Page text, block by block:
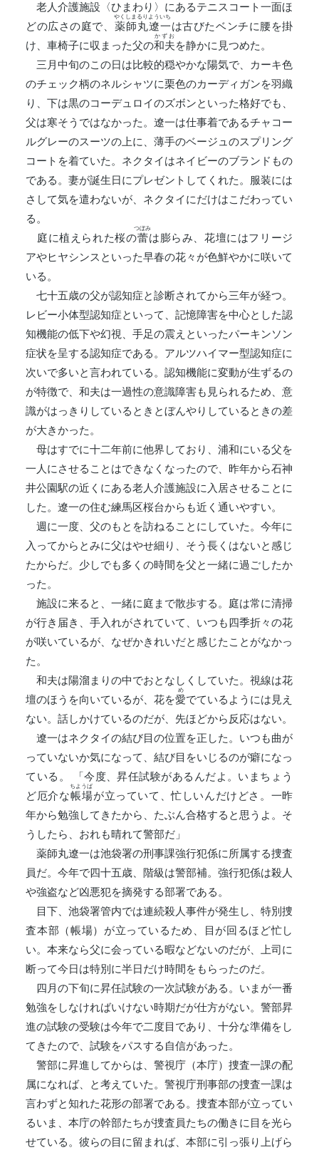
老人介護施設〈ひまわり〉にあるテニスコート一面ほ
どの広さの庭で、 薬師丸遼一
やくしまるりよういち
は古びたベンチに腰を掛
け、車椅子に収まった父の和夫
かずお
を静かに見つめた。
三月中旬のこの日は比較的穏やかな陽気で、カーキ色
のチェック柄のネルシャツに栗色のカーディガンを羽織
り、下は黒のコーデュロイのズボンといった格好でも、
父は寒そうではなかった。遼一は仕事着であるチャコー
ルグレーのスーツの上に、薄手のベージュのスプリング
コートを着ていた。ネクタイはネイビーのブランドもの
である。妻が誕生日にプレゼントしてくれた。服装には
さして気を遣わないが、ネクタイにだけはこだわってい
る。
庭に植えられた桜の蕾
つぼみ
は膨らみ、花壇にはフリージ
アやヒヤシンスといった早春の花々が色鮮やかに咲いて
いる。
七十五歳の父が認知症と診断されてから三年が経つ。
レビー小体型認知症といって、記憶障害を中心とした認
知機能の低下や幻視、手足の震えといったパーキンソン
症状を呈する認知症である。アルツハイマー型認知症に
次いで多いと言われている。認知機能に変動が生ずるの
が特徴で、和夫は一過性の意識障害も見られるため、意
識がはっきりしているときとぼんやりしているときの差
が大きかった。
母はすでに十二年前に他界しており、浦和にいる父を
一人にさせることはできなくなったので、昨年から石神
井公園駅の近くにある老人介護施設に入居させることに
した。遼一の住む練馬区桜台からも近く通いやすい。
週に一度、父のもとを訪ねることにしていた。今年に
入ってからとみに父はやせ細り、そう長くはないと感じ
たからだ。少しでも多くの時間を父と一緒に過ごしたか
った。
施設に来ると、一緒に庭まで散歩する。庭は常に清掃
が行き届き、手入れがされていて、いつも四季折々の花
が咲いているが、なぜかきれいだと感じたことがなかっ
た。
和夫は陽溜まりの中でおとなしくしていた。視線は花
壇のほうを向いているが、花を愛
め
でているようには見え
ない。話しかけているのだが、先ほどから反応はない。
遼一はネクタイの結び目の位置を正した。いつも曲が
っていないか気になって、結び目をいじるのが癖になっ
ている。 「今度、昇任試験があるんだよ。いまちょう
ど厄介な帳場
ちようば
が立っていて、忙しいんだけどさ。一昨
年から勉強してきたから、たぶん合格すると思うよ。そ
うしたら、おれも晴れて警部だ」
薬師丸遼一は池袋署の刑事課強行犯係に所属する捜査
員だ。今年で四十五歳、階級は警部補。強行犯係は殺人
や強盗など凶悪犯を摘発する部署である。
目下、池袋署管内では連続殺人事件が発生し、特別捜
査本部（帳場）が立っているため、目が回るほど忙し
い。本来なら父に会っている暇などないのだが、上司に
断って今日は特別に半日だけ時間をもらったのだ。
四月の下旬に昇任試験の一次試験がある。いまが一番
勉強をしなければいけない時期だが仕方がない。警部昇
進の試験の受験は今年で二度目であり、十分な準備をし
てきたので、試験をパスする自信があった。
警部に昇進してからは、警視庁（本庁）捜査一課の配
属になれば、と考えていた。警視庁刑事部の捜査一課は
言わずと知れた花形の部署である。捜査本部が立ってい
るいま、本庁の幹部たちが捜査員たちの働きに目を光ら
せている。彼らの目に留まれば、本部に引っ張り上げら